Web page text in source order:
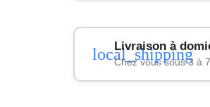
local_shipping
Livraison à
Chez vous sous 3 à